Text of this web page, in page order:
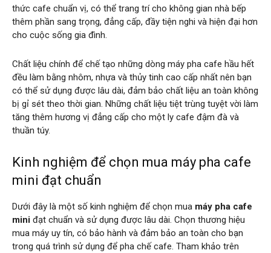
thức cafe chuẩn vị, có thể trang trí cho không gian nhà bếp
thêm phần sang trọng, đẳng cấp, đầy tiện nghi và hiện đại hơn
cho cuộc sống gia đình.
Chất liệu chính để chế tạo những dòng máy pha cafe hầu hết
đều làm bằng nhôm, nhựa và thủy tinh cao cấp nhất nên bạn
có thể sử dụng được lâu dài, đảm bảo chất liệu an toàn không
bị gỉ sét theo thời gian. Những chất liệu tiệt trùng tuyệt vời làm
tăng thêm hương vị đẳng cấp cho một ly cafe đậm đà và
thuần túy.
Kinh nghiệm để chọn mua máy pha cafe
mini đạt chuẩn
Dưới đây là một số kinh nghiệm để chọn mua máy pha cafe
mini đạt chuẩn và sử dụng được lâu dài. Chọn thương hiệu
mua máy uy tín, có bảo hành và đảm bảo an toàn cho bạn
trong quá trình sử dụng để pha chế cafe. Tham khảo trên